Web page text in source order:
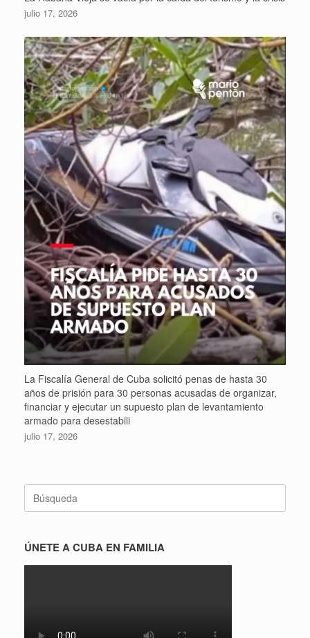
julio 17, 2026
La Fiscalía General de Cuba solicitó penas de hasta 30
años de prisión para 30 personas acusadas de organizar,
financiar y ejecutar un supuesto plan de levantamiento
armado para desestabili
julio 17, 2026
Buscar:
ÚNETE A CUBA EN FAMILIA